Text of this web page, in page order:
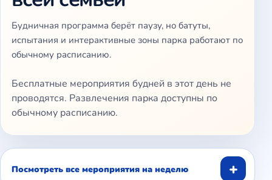
Будничная программа берёт паузу, но батуты,
испытания и интерактивные зоны парка работают по
обычному расписанию.
Бесплатные мероприятия будней в этот день не
проводятся. Развлечения парка доступны по
обычному расписанию.
Посмотреть все мероприятия на неделю +